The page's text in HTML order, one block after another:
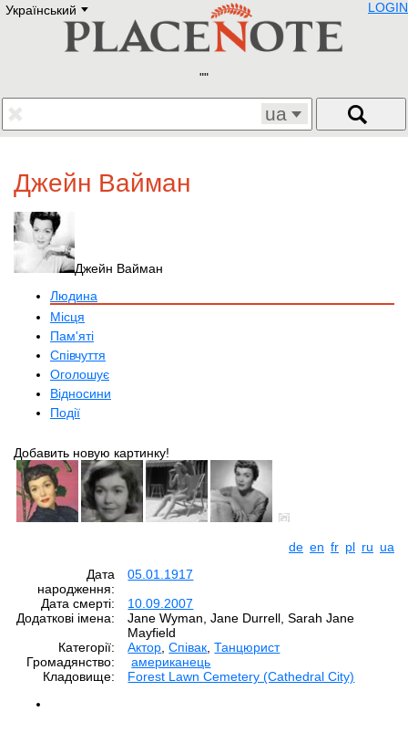
Український E
Deutsch
Francais
Polski
Eestikeelne
LOGIN
ua
Джейн Вайман
Джейн Вайман
Людина
Місця
Пам'яті
Співчуття
Оголошує
Відносини
Події
Добавить новую картинку!
de en fr pl ru ua
Дата
народження:
05.01.1917
Дата смерті:
10.09.2007
Додаткові імена:
Jane Wyman, Jane Durrell, Sarah Jane
Mayfield
Категорії:
Aктор ,Співак ,Танцюрист
Громадянство:
американець
Кладовище:
Forest Lawn Cemetery (Cathedral City)